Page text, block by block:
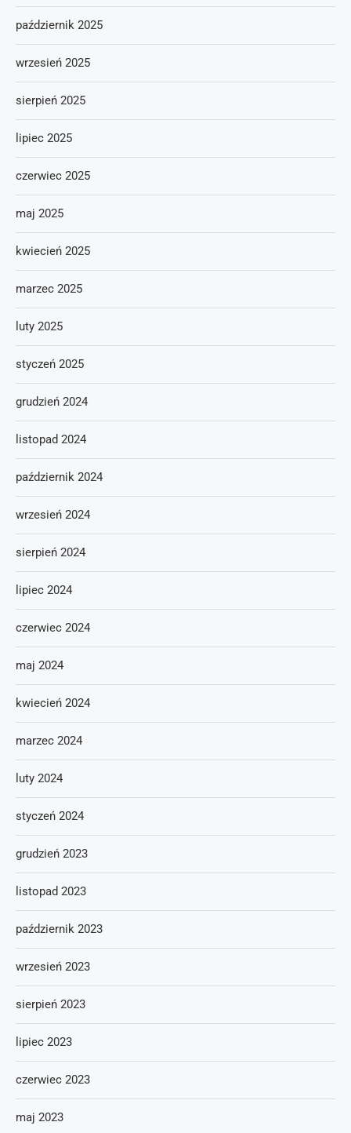
październik 2025
wrzesień 2025
sierpień 2025
lipiec 2025
czerwiec 2025
maj 2025
kwiecień 2025
marzec 2025
luty 2025
styczeń 2025
grudzień 2024
listopad 2024
październik 2024
wrzesień 2024
sierpień 2024
lipiec 2024
czerwiec 2024
maj 2024
kwiecień 2024
marzec 2024
luty 2024
styczeń 2024
grudzień 2023
listopad 2023
październik 2023
wrzesień 2023
sierpień 2023
lipiec 2023
czerwiec 2023
maj 2023